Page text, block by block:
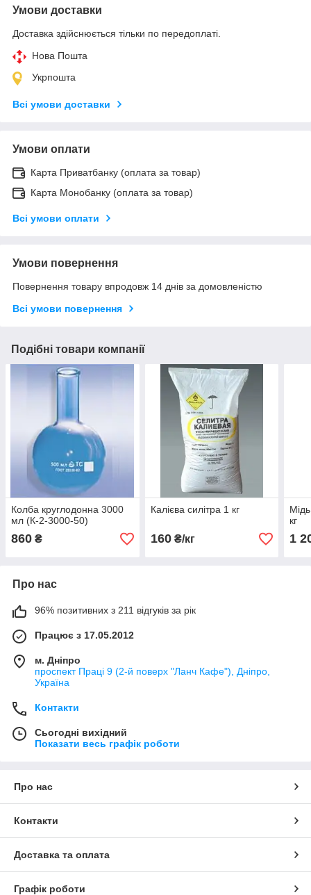
Умови доставки
Доставка здійснюється тільки по передоплаті.
Нова Пошта
Укрпошта
Всі умови доставки
Умови оплати
Карта Приватбанку (оплата за товар)
Карта Монобанку (оплата за товар)
Всі умови оплати
Умови повернення
Повернення товару впродовж 14 днів за домовленістю
Всі умови повернення
Подібні товари компанії
Колба круглодонна 3000
мл (К-2-3000-50)
860 ₴
Калієва силітра 1 кг
160₴/кг
кг
1
Про нас
96% позитивних з 211 відгуків за рік
Працює з 17.05.2012
м. Дніпро
проспект Праці 9 (2-й поверх "Ланч Кафе"), Дніпро,
Україна
Контакти
Сьогодні вихідний
Показати весь графік роботи
Про нас
Контакти
Доставка та оплата
Графік роботи